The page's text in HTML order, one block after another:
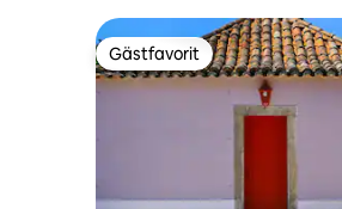
Gästfavorit
Gästfavorit